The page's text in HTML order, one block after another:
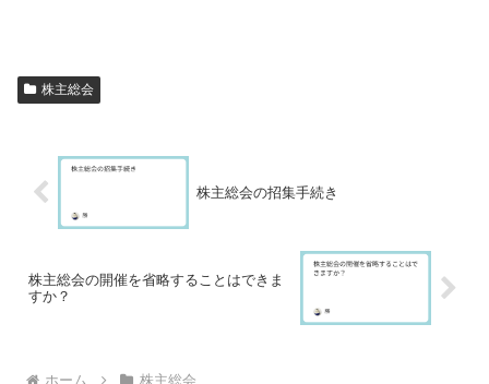
株主総会
株主総会の招集手続き
株主総会の開催を省略することはできま
すか？
ホーム 株主総会